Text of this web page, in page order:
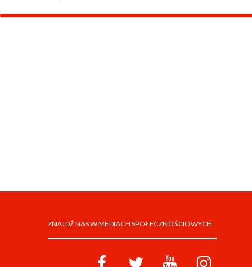
ZNAJDŹ NAS W MEDIACH SPOŁECZNOŚCIOWYCH